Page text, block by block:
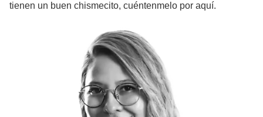
tienen un buen chismecito, cuéntenmelo por aquí.